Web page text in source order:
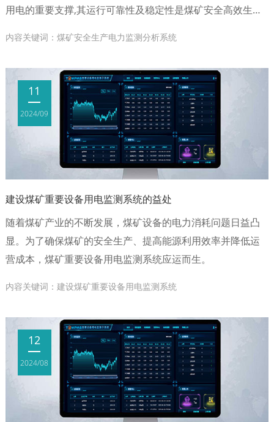
用电的重要支撑,其运行可靠性及稳定性是煤矿安全高效生产
内容关键词：煤矿安全生产电力监测分析系统
11
2024/09
建设煤矿重要设备用电监测系统的益处
随着煤矿产业的不断发展，煤矿设备的电力消耗问题日益凸
显。为了确保煤矿的安全生产、提高能源利用效率并降低运
营成本，煤矿重要设备用电监测系统应运而生。
内容关键词：建设煤矿重要设备用电监测系统
12
2024/08